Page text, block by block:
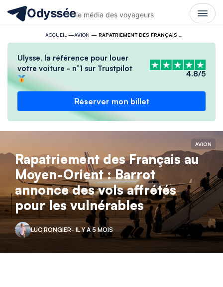
Odysséele média des voyageurs
ACCUEIL —AVION —
Ulysse, la référence pour louer
votre voiture - n°1 sur Trustpilot
4.8/5
Réserver mon billet
AVION
Rapatriement des Français au
Moyen-Orient : Barrot
annonce des vols affrétés
pour les vulnérables
LUC RONGIER- IL Y A 5 MOIS